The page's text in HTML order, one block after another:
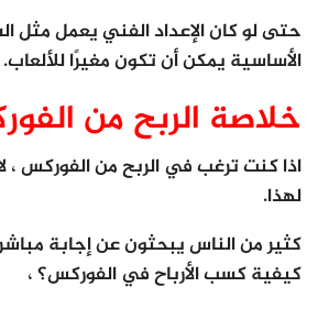
حتى لو كان الإعداد الفني يعمل مثل
الأساسية يمكن أن تكون مغيرًا للألعاب.
خلاصة الربح من
اذا كنت ترغب في الربح من الفوركس ،
لهذا.
كثير من الناس يبحثون عن إجابة
كيفية كسب الأرباح في الفوركس؟ ،